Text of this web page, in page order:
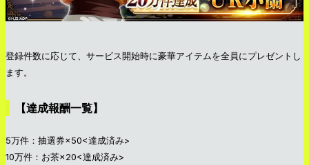
登録件数に応じて、サービス開始時に豪華アイテムを全員にプレゼントし
ます。
【達成報酬一覧】
5万件：抽選券×50<達成済み>
10万件：お茶×20<達成済み>